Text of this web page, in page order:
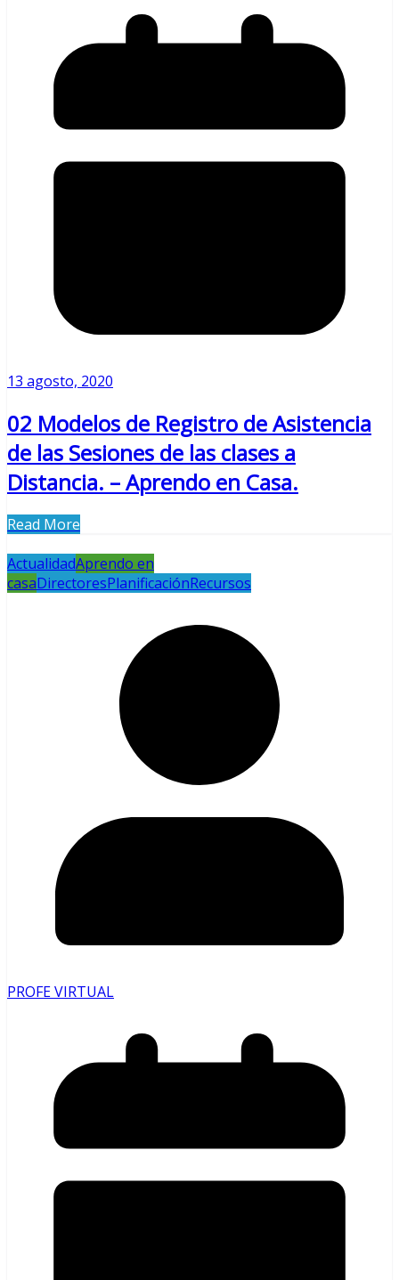
13 agosto, 2020
02 Modelos de Registro de Asistencia
de las Sesiones de las clases a
Distancia. – Aprendo en Casa.
Read More
ActualidadAprendo en
casaDirectoresPlanificaciónRecursos
PROFE VIRTUAL